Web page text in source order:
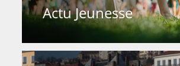
Actu Jeunesse